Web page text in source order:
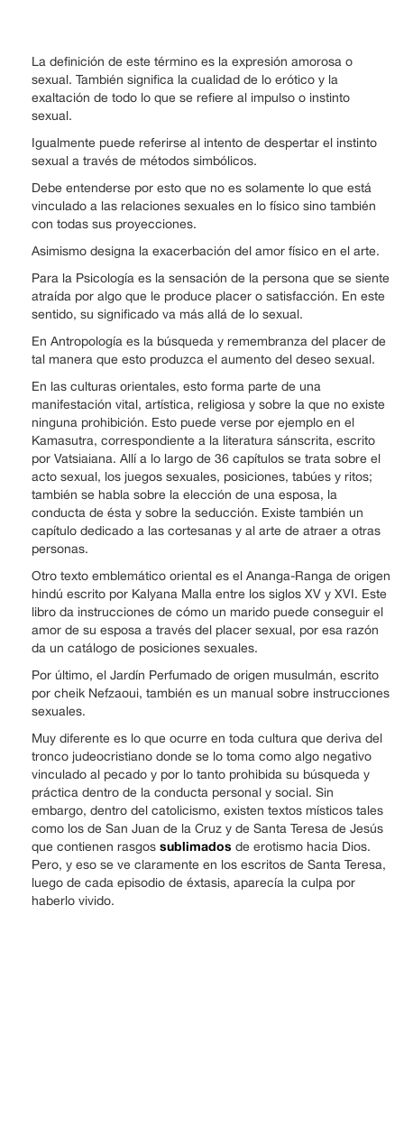
La definición de este término es la expresión amorosa o
sexual. También significa la cualidad de lo erótico y la
exaltación de todo lo que se refiere al impulso o instinto
sexual.
Igualmente puede referirse al intento de despertar el instinto
sexual a través de métodos simbólicos.
Debe entenderse por esto que no es solamente lo que está
vinculado a las relaciones sexuales en lo físico sino también
con todas sus proyecciones.
Asimismo designa la exacerbación del amor físico en el arte.
Para la Psicología es la sensación de la persona que se siente
atraída por algo que le produce placer o satisfacción. En este
sentido, su significado va más allá de lo sexual.
En Antropología es la búsqueda y remembranza del placer de
tal manera que esto produzca el aumento del deseo sexual.
En las culturas orientales, esto forma parte de una
manifestación vital, artística, religiosa y sobre la que no existe
ninguna prohibición. Esto puede verse por ejemplo en el
Kamasutra, correspondiente a la literatura sánscrita, escrito
por Vatsiaiana. Allí a lo largo de 36 capítulos se trata sobre el
acto sexual, los juegos sexuales, posiciones, tabúes y ritos;
también se habla sobre la elección de una esposa, la
conducta de ésta y sobre la seducción. Existe también un
capítulo dedicado a las cortesanas y al arte de atraer a otras
personas.
Otro texto emblemático oriental es el Ananga-Ranga de origen
hindú escrito por Kalyana Malla entre los siglos XV y XVI. Este
libro da instrucciones de cómo un marido puede conseguir el
amor de su esposa a través del placer sexual, por esa razón
da un catálogo de posiciones sexuales.
Por último, el Jardín Perfumado de origen musulmán, escrito
por cheik Nefzaoui, también es un manual sobre instrucciones
sexuales.
Muy diferente es lo que ocurre en toda cultura que deriva del
tronco judeocristiano donde se lo toma como algo negativo
vinculado al pecado y por lo tanto prohibida su búsqueda y
práctica dentro de la conducta personal y social. Sin
embargo, dentro del catolicismo, existen textos místicos tales
como los de San Juan de la Cruz y de Santa Teresa de Jesús
que contienen rasgos sublimados de erotismo hacia Dios.
Pero, y eso se ve claramente en los escritos de Santa Teresa,
luego de cada episodio de éxtasis, aparecía la culpa por
haberlo vivido.